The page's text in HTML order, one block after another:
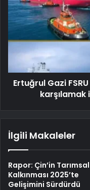
Ertuğrul Gazi
karşılamak
İlgili Makaleler
Rapor: Çin’in
Kalkınması 2025’te
Gelişimini Sürdürdü